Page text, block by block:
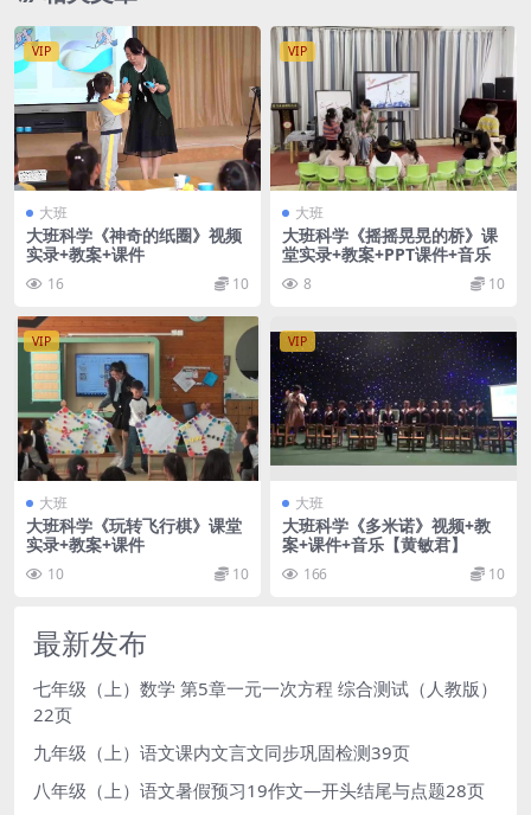
VIP
大班
大班科学《神奇的纸圈》视频
实录+教案+课件
16 10
VIP
大班
大班科学《摇摇晃晃的桥》课
堂实录+教案+PPT课件+音乐
8 10
VIP
大班
大班科学《玩转飞行棋》课堂
实录+教案+课件
10 10
VIP
大班
大班科学《多米诺》视频+教
案+课件+音乐【黄敏君】
166 10
最新发布
七年级（上）数学 第5章一元一次方程 综合测试（人教版）
22页
九年级（上）语文课内文言文同步巩固检测39页
八年级（上）语文暑假预习19作文—开头结尾与点题28页